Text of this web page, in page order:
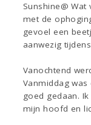
Sunshine@
met de
gevoel een
aanwezig
Vanochtend
Vanmiddag
goed gedaan.
mijn hoofd en